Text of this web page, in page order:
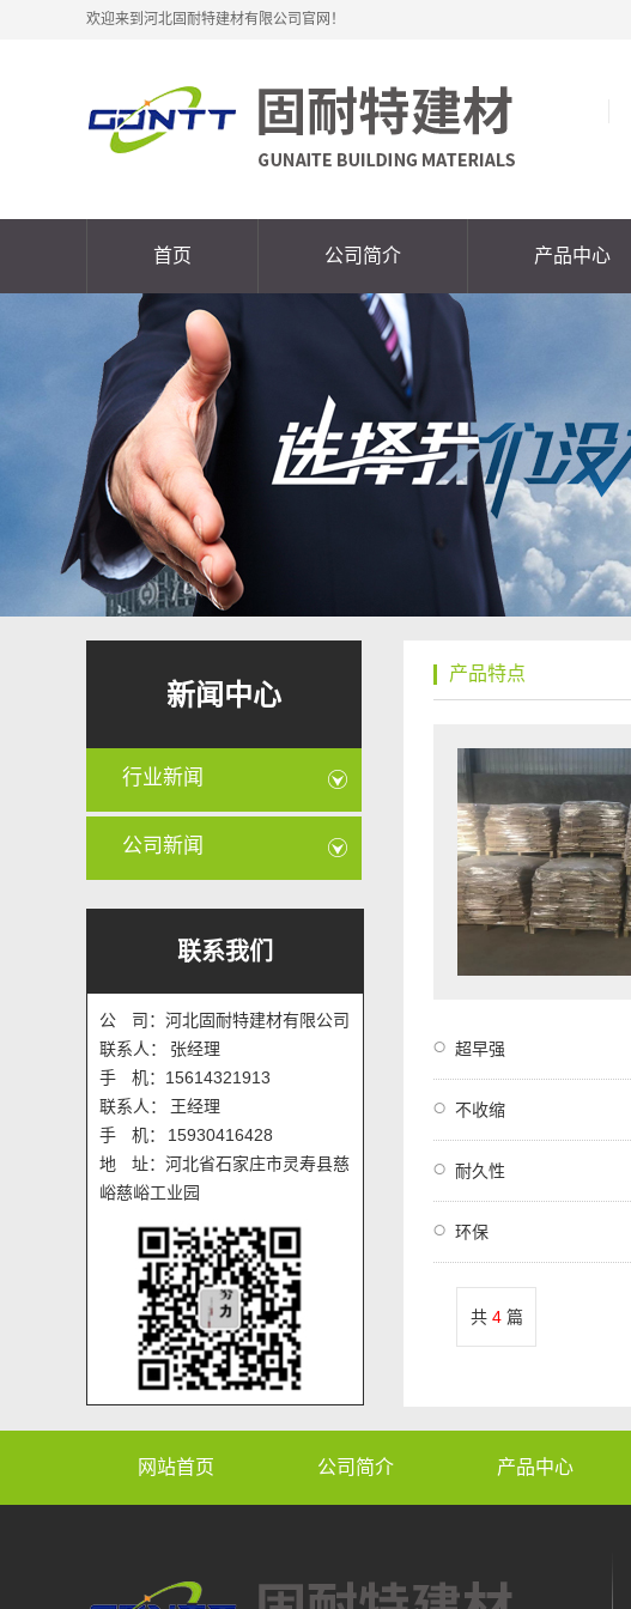
欢迎来到河北固耐特建材有限公司官网！
首页 公司简介 产品中心
新闻中心
行业新闻
公司新闻
联系我们
公 司：河北固耐特建材有限公司
联系人： 张经理
手 机：15614321913
联系人： 王经理
手 机： 15930416428
地 址：河北省石家庄市灵寿县慈
峪慈峪工业园
产品特点
超早强
不收缩
耐久性
环保
共 4篇
网站首页 公司简介 产品中心